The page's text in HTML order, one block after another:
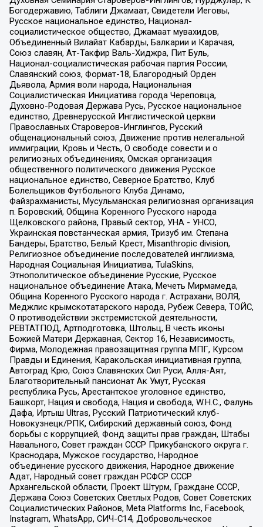
Богодержавию, Таблиги Джамаат, Свидетели Иеговы,
Русское национальное единство, Национал-
социалистическое общество, Джамаат мувахидов,
Объединенный Вилайат Кабарды, Балкарии и Карачая,
Союз славян, Ат-Такфир Валь-Хиджра, Пит Буль,
Национал-социалистическая рабочая партия России,
Славянский союз, Формат-18, Благородный Орден
Дьявола, Армия воли народа, Национальная
Социалистическая Инициатива города Череповца,
Духовно-Родовая Держава Русь, Русское национальное
единство, Древнерусской Инглистической церкви
Православных Староверов-Инглингов, Русский
общенациональный союз, Движение против нелегальной
иммиграции, Кровь и Честь, О свободе совести и о
религиозных объединениях, Омская организация
общественного политического движения Русское
национальное единство, Северное Братство, Клуб
Болельщиков Футбольного Клуба Динамо,
Файзрахманисты, Мусульманская религиозная организация
п. Боровский, Община Коренного Русского народа
Щелковского района, Правый сектор, УНА - УНСО,
Украинская повстанческая армия, Тризуб им. Степана
Бандеры, Братство, Белый Крест, Misanthropic division,
Религиозное объединение последователей инглиизма,
Народная Социальная Инициатива, TulaSkins,
Этнополитическое объединение Русские, Русское
национальное объединение Атака, Мечеть Мирмамеда,
Община Коренного Русского народа г. Астрахани, ВОЛЯ,
Меджлис крымскотатарского народа, Рубеж Севера, ТОЙС,
О противодействии экстремистской деятельности,
РЕВТАТПОД, Артподготовка, Штольц, В честь иконы
Божией Матери Державная, Сектор 16, Независимость,
Фирма, Молодежная правозащитная группа МПГ, Курсом
Правды и Единения, Каракольская инициативная группа,
Автоград Крю, Союз Славянских Сил Руси, Алля-Аят,
Благотворительный пансионат Ак Умут, Русская
республика Русь, Арестантское уголовное единство,
Башкорт, Нация и свобода, Нация и свобода, W.H.С., Фалунь
Дафа, Иртыш Ultras, Русский Патриотический клуб-
Новокузнецк/РПК, Сибирский державный союз, Фонд
борьбы с коррупцией, Фонд защиты прав граждан, Штабы
Навального, Совет граждан СССР Прикубанского округа г.
Краснодара, Мужское государство, Народное
объединение русского движения, Народное движение
Адат, Народный совет граждан РСФСР СССР
Архангельской области, Проект Штурм, Граждане СССР,
Держава Союз Советских Светлых Родов, Совет Советских
Социалистических Районов, Meta Platforms Inc, Facebook,
Instagram, WhatsApp, СИЧ-С14, Добровольческое